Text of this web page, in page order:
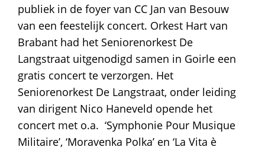
publiek in de foyer van CC Jan van Besouw
van een feestelijk concert. Orkest Hart van
Brabant had het Seniorenorkest De
Langstraat uitgenodigd samen in Goirle een
gratis concert te verzorgen. Het
Seniorenorkest De Langstraat, onder leiding
van dirigent Nico Haneveld opende het
concert met o.a. ‘Symphonie Pour Musique
Militaire’, ‘Moravenka Polka’ en ‘La Vita è